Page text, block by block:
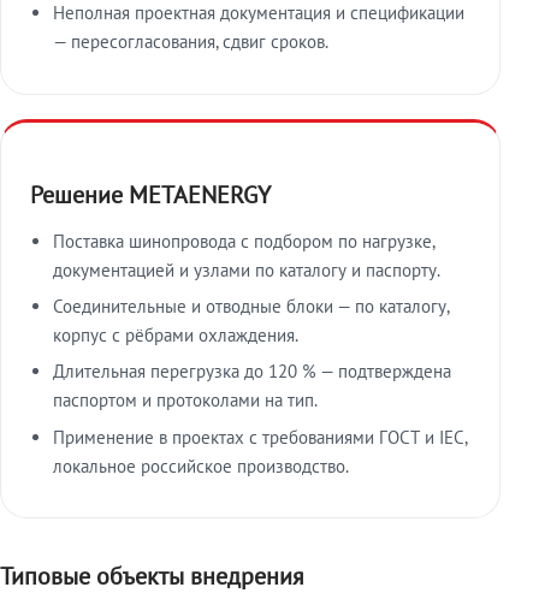
Неполная проектная документация и спецификации
— пересогласования, сдвиг сроков.
Решение METAENERGY
Поставка шинопровода с подбором по нагрузке,
документацией и узлами по каталогу и паспорту.
Соединительные и отводные блоки — по каталогу,
корпус с рёбрами охлаждения.
Длительная перегрузка до 120 % — подтверждена
паспортом и протоколами на тип.
Применение в проектах с требованиями ГОСТ и IEC,
локальное российское производство.
Типовые объекты внедрения